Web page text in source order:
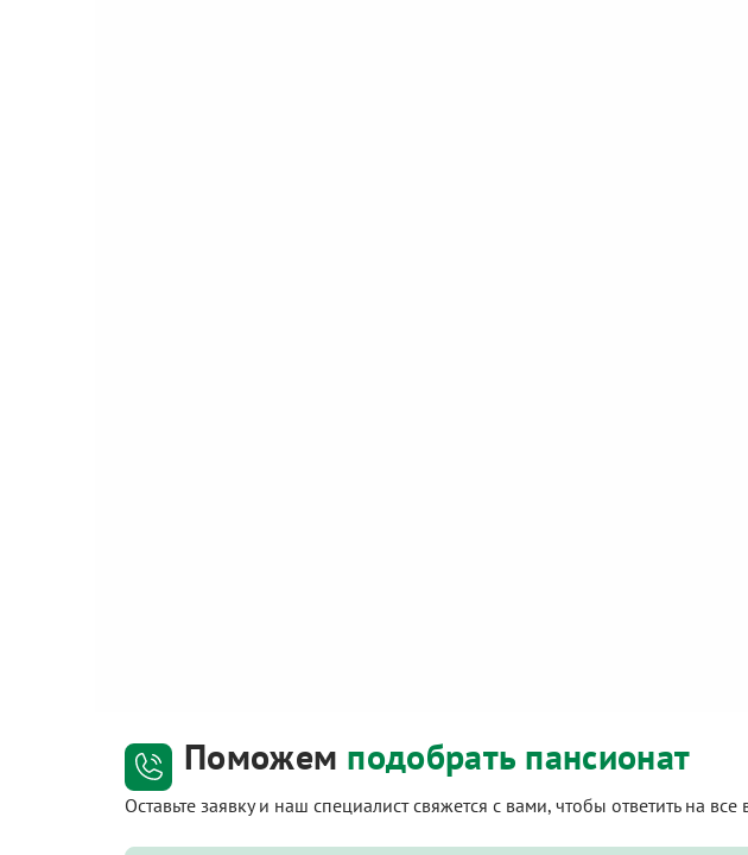
Поможем подобрать пансионат
Оставьте заявку и наш специалист свяжется с вами, чтобы ответить на